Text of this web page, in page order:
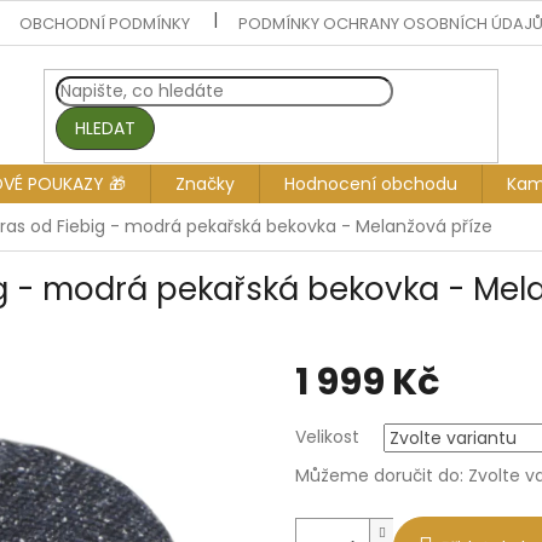
OBCHODNÍ PODMÍNKY PODMÍNKY OCHRANY OSOBNÍCH ÚDAJŮ
HLEDAT
POUKAZY 🎁 Značky Hodnocení obchodu
od Fiebig - modrá pekařská bekovka - Melanžová příze
- modrá pekařská bekovka -
1 999 Kč
cena:
Velikost
Můžeme doručit do: Zvolte